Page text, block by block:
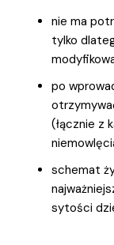
nie ma
tylko
po
(łącznie z
schemat
sytości